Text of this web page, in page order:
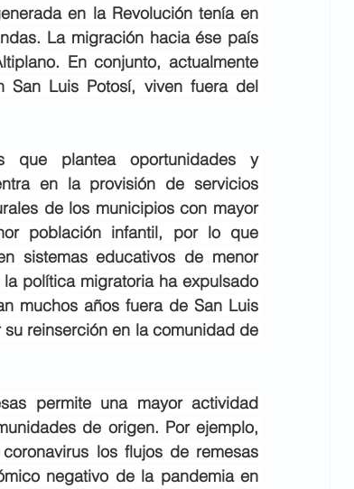
en la Revolución tenía en
La migración hacia ése país
En conjunto, actualmente
San Luis Potosí, viven fuera del
que plantea oportunidades y
en la provisión de servicios
de los municipios con mayor
población infantil, por lo que
sistemas educativos de menor
política migratoria ha expulsado
muchos años fuera de San Luis
reinserción en la comunidad de
permite una mayor actividad
de origen. Por ejemplo,
los flujos de remesas
negativo de la pandemia en